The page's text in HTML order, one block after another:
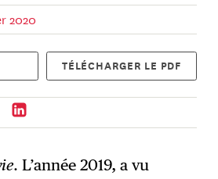
2020
TÉLÉCHARGER LE PDF
. L’année 2019, a vu